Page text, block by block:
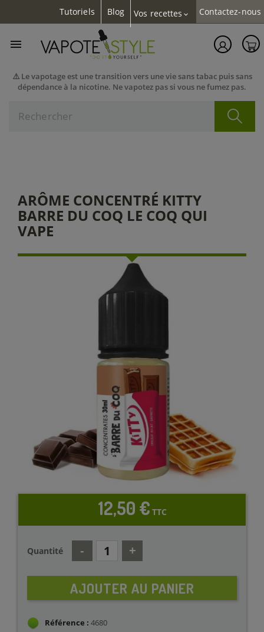
Tutoriels Blog Vos recettes expand_more Contactez-nous
⚠️ Le vapotage est une transition vers une vie sans tabac puis sans
dépendance à la nicotine. Ne vapotez pas si vous ne fumez pas.

ARÔME CONCENTRÉ KITTY
BARRE DU COQ LE COQ QUI
VAPE
12,50 € TTC
Quantité
AJOUTER AU PANIER
Référence : 4680